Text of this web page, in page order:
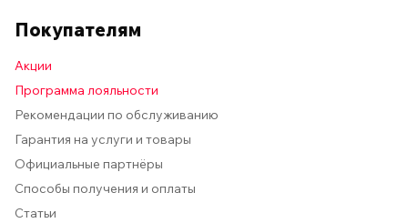
Покупателям
Акции
Программа лояльности
Рекомендации по обслуживанию
Гарантия на услуги и товары
Официальные партнёры
Способы получения и оплаты
Статьи